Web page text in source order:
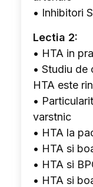
• Inhibitori
Lectia 2:
• HTA in
• Studiu de
HTA este
•
varstnic
• HTA la
• HTA si
• HTA si
• HTA si